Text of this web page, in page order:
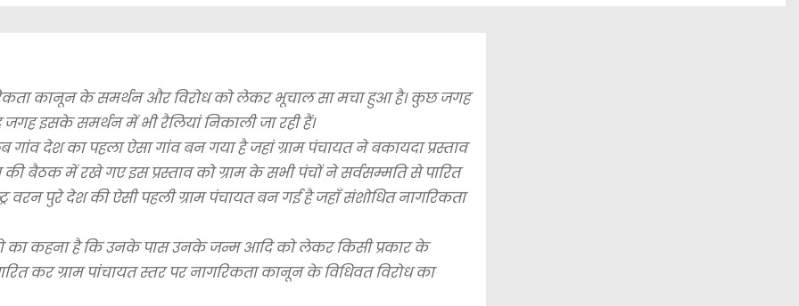
कानून के समर्थन और विरोध को लेकर भूचाल सा मचा हुआ है। कुछ जगह
इसके समर्थन में भी रैलियां निकाली जा रही हैं।
देश का पहला ऐसा गांव बन गया है जहां ग्राम पंचायत ने बकायदा प्रस्ताव
की बैठक में रखे गए इस प्रस्ताव को ग्राम के सभी पंचों ने सर्वसम्मति से पारित
वरन पुरे देश की ऐसी पहली ग्राम पंचायत बन गई है जहाँ संशोधित नागरिकता
का कहना है कि उनके पास उनके जन्म आदि को लेकर किसी प्रकार के
कर ग्राम पांचायत स्तर पर नागरिकता कानून के विधिवत विरोध का